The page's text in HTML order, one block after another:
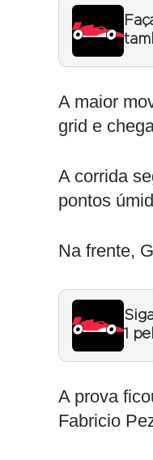
A maior
grid e
A corrida
pontos
Na frente,
1
A prova
Fabricio